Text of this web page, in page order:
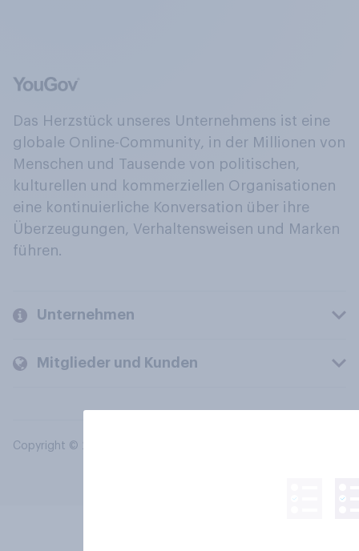
Das Herzstück unseres Unternehmens ist eine
globale Online-Community, in der Millionen von
Menschen und Tausende von politischen,
kulturellen und kommerziellen Organisationen
eine kontinuierliche Konversation über ihre
Überzeugungen, Verhaltensweisen und Marken
führen.
Unternehmen
Mitglieder und Kunden
Copyright © 2026 YouGov PLC. Alle Rechte vorbehalten.